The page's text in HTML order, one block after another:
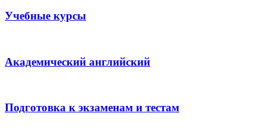
Учебные курсы
Академический английский
Подготовка к экзаменам и тестам